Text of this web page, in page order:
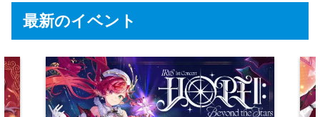
最新のイベント